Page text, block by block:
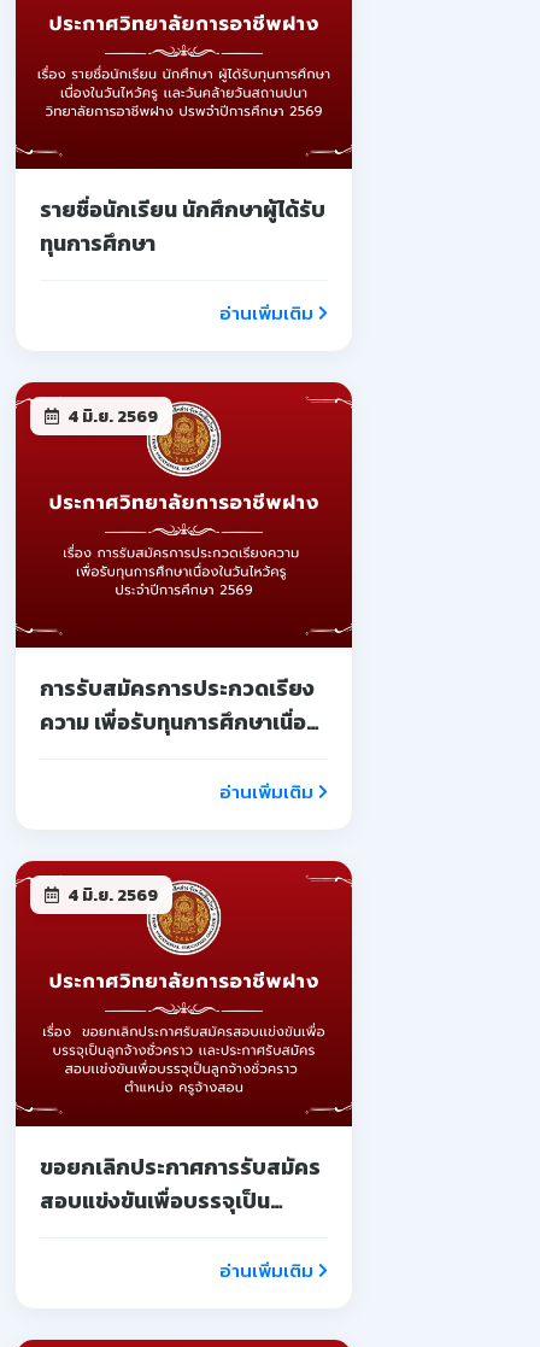
รายชื่อนักเรียน นักศึกษาผู้ได้รับ
ทุนการศึกษา
อ่านเพิ่มเติม
4 มิ.ย. 2569
การรับสมัครการประกวดเรียง
ความ เพื่อรับทุนการศึกษาเนื่อง
อ่านเพิ่มเติม
4 มิ.ย. 2569
ขอยกเลิกประกาศการรับสมัคร
สอบแข่งขันเพื่อบรรจุเป็น
อ่านเพิ่มเติม